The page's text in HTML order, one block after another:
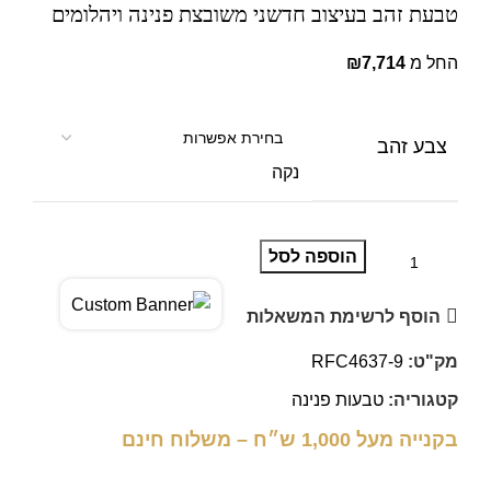
טבעת זהב בעיצוב חדשני משובצת פנינה ויהלומים
החל מ ₪7,714
צבע זהב
נקה
הוספה לסל
הוסף לרשימת המשאלות
מק"ט: RFC4637-9
קטגוריה: טבעות פנינה
בקנייה מעל 1,000 ש״ח – משלוח חינם